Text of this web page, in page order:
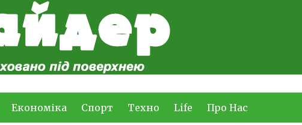
Економіка Спорт Техно Life Про Нас